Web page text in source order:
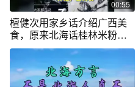
00:55
檀健次用家乡话介绍广西美
食，原来北海话桂林米粉是
这样说的。